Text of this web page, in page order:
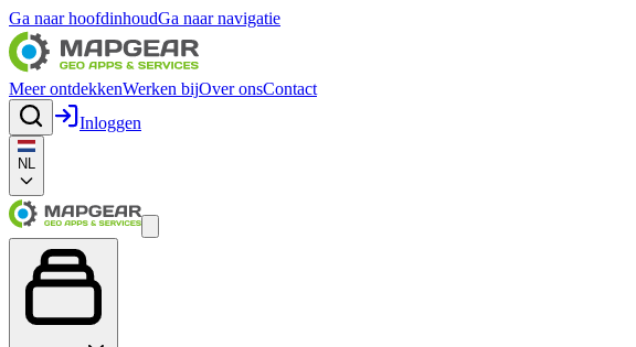
Ga naar hoofdinhoudGa naar navigatie
Meer ontdekkenWerken bijOver onsContact
Inloggen
NL